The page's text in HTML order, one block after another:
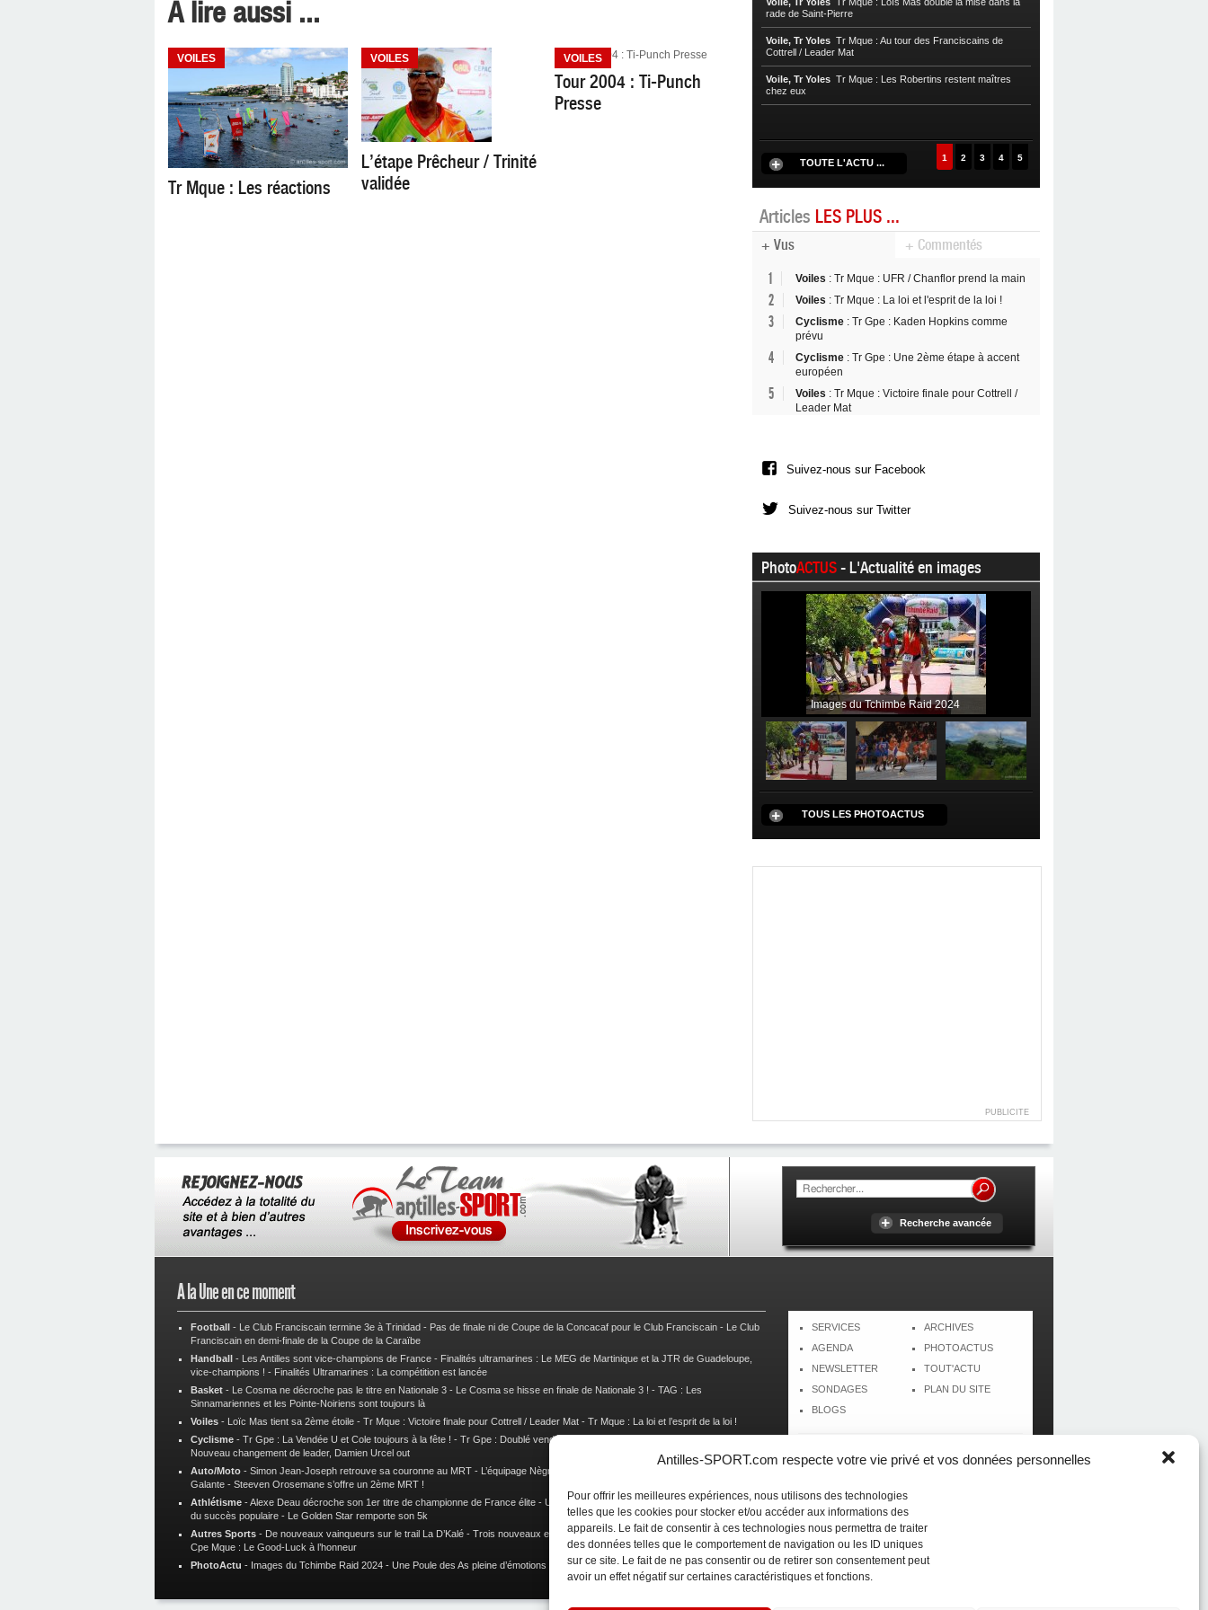
Antilles-SPORT.com respecte votre vie privé et vos données personnelles
Pour offrir les meilleures expériences, nous utilisons des technologies
telles que les cookies pour stocker et/ou accéder aux informations des
appareils. Le fait de consentir à ces technologies nous permettra de traiter
des données telles que le comportement de navigation ou les ID uniques
sur ce site. Le fait de ne pas consentir ou de retirer son consentement peut
avoir un effet négatif sur certaines caractéristiques et fonctions.
A lire aussi ...
VOILES
Tr Mque : Les réactions
VOILES
L’étape Prêcheur / Trinité
validée
VOILES
Tour 2004 : Ti-Punch
Presse
rade de Saint-Pierre
Voile, Tr Yoles Tr Mque : Au tour des Franciscains de
Cottrell / Leader Mat
Voile, Tr Yoles Tr Mque : Les Robertins restent maîtres
chez eux
TOUTE L'ACTU ... 1 2 3 4 5
Articles LES PLUS ...
+ Vus + Commentés
1 Voiles : Tr Mque : UFR / Chanflor prend la main
2 Voiles : Tr Mque : La loi et l'esprit de la loi !
3 Cyclisme : Tr Gpe : Kaden Hopkins comme
prévu
4 Cyclisme : Tr Gpe : Une 2ème étape à accent
européen
5 Voiles : Tr Mque : Victoire finale pour Cottrell /
Leader Mat
Suivez-nous sur Facebook
Suivez-nous sur Twitter
PhotoACTUS- L'Actualité en images
Images du Tchimbe Raid 2024
TOUS LES PHOTOACTUS
PUBLICITE
Recherche avancée
A la Une en ce moment
Football - Le Club Franciscain termine 3e à Trinidad - Pas de finale ni de Coupe de la Concacaf pour le Club Franciscain - Le Club
Franciscain en demi-finale de la Coupe de la Caraïbe
Handball - Les Antilles sont vice-champions de France - Finalités ultramarines : Le MEG de Martinique et la JTR de Guadeloupe,
vice-champions ! - Finalités Ultramarines : La compétition est lancée
Basket - Le Cosma ne décroche pas le titre en Nationale 3 - Le Cosma se hisse en finale de Nationale 3 ! - TAG : Les
Sinnamariennes et les Pointe-Noiriens sont toujours là
Voiles - Loïc Mas tient sa 2ème étoile - Tr Mque : Victoire finale pour Cottrell / Leader Mat - Tr Mque : La loi et l’esprit de la loi !
Cyclisme - Tr Gpe : La Vendée U et Cole toujours à la fête ! - Tr Gpe : Doublé vendéen sur l’étape des Mamelles
Nouveau changement de leader, Damien Urcel out
Auto/Moto - Simon Jean-Joseph retrouve sa couronne au MRT - L’équipage Nègre – Gérard remporte le 9e rallye du Pays Marie-
Galante - Steeven Orosemane s’offre un 2ème MRT !
Athlétisme -Alexe Deau décroche son 1er titre de championne de France élite - Un semi marathon sous le signe de la chaleur et
du succès populaire - Le Golden Star remporte son 5k
Autres Sports - De nouveaux vainqueurs sur le trail La D’Kalé - Trois nouveaux et un habitué au palmarès du Trail des Trésors-
Cpe Mque : Le Good-Luck à l’honneur
PhotoActu - Images du Tchimbe Raid 2024 - Une Poule des As pleine d’émotions ! Images de la Woulib 113 X-Trem
SERVICES
AGENDA
NEWSLETTER
SONDAGES
BLOGS
ARCHIVES
PHOTOACTUS
TOUT'ACTU
PLAN DU SITE